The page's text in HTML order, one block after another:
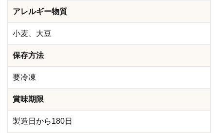
アレルギー物質
小麦、大豆
保存方法
要冷凍
賞味期限
製造日から180日